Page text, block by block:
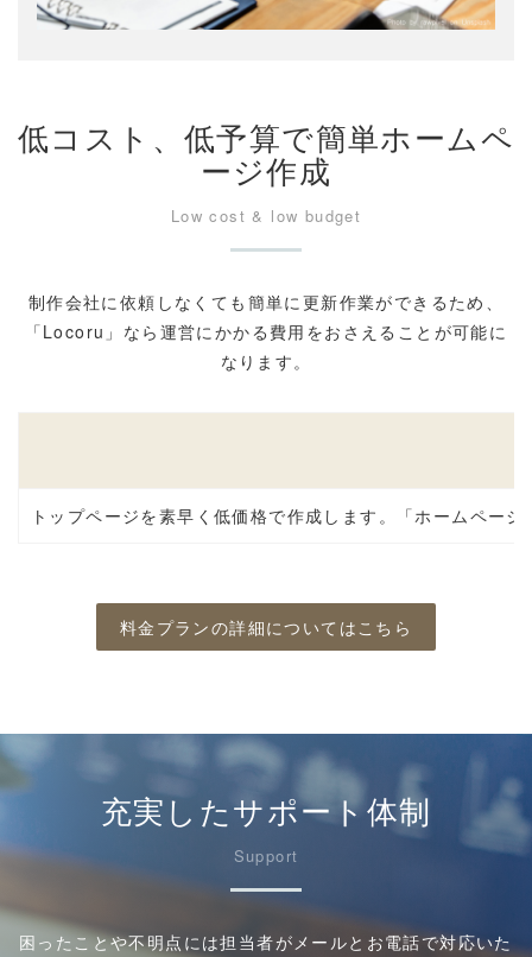
低コスト、低予算で簡単ホームペ
ージ作成
Low cost & low budget
制作会社に依頼しなくても簡単に更新作業ができるため、
「Locoru」なら運営にかかる費用をおさえることが可能に
なります。
トップページを素早く低価格で作成します。「ホームペー
料金プランの詳細についてはこちら
充実したサポート体制
Support
困ったことや不明点には担当者がメールとお電話で対応いた